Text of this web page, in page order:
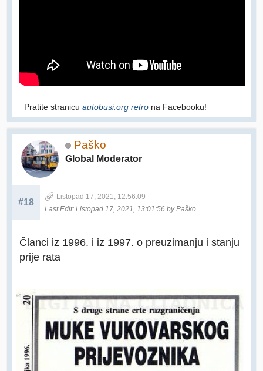
Pratite stranicu autobusi.org retro na Facebooku!
Paško
Global Moderator
#18
Listopad 17, 2021, 12:56:09
Last Edit: Listopad 17, 2021, 13:01:56 by Paško
Članci iz 1996. i iz 1997. o preuzimanju i stanju
prije rata